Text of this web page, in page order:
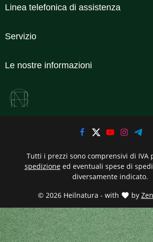
Linea telefonica di assistenza
Servizio
Le nostre informazioni
© 2026 Heilnatura - with by
Tutti i prezzi sono comprensivi di IVA
spedizioneed eventuali spese di
diversamente indicato.